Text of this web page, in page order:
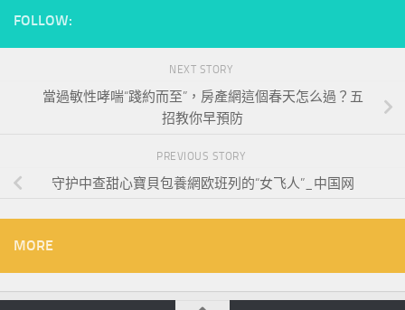
FOLLOW:
NEXT STORY
當過敏性哮喘“踐約而至”，房產網這個春天怎么過？五
招教你早預防
PREVIOUS STORY
守护中查甜心寶貝包養網欧班列的“女飞人”_中国网
MORE